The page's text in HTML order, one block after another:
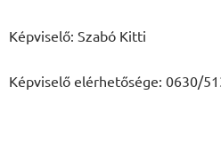
Képviselő: Szabó Kitti
Képviselő elérhetősége: 0630/